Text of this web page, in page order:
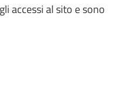
accessi al sito e sono